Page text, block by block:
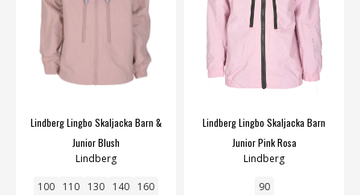
Lindberg Lingbo Skaljacka Barn &
Junior Blush
Lindberg
100 110 130 140 160
Lindberg Lingbo Skaljacka Barn
Junior Pink Rosa
Lindberg
90